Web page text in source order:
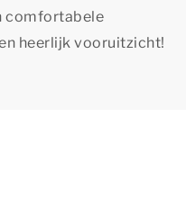
comfortabele
heerlijk vooruitzicht!